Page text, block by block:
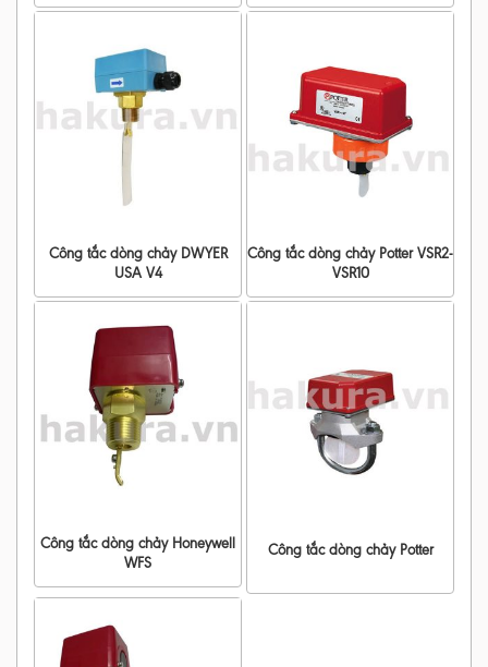
Công tắc dòng chảy DWYER
USA V4
Công tắc dòng chảy Potter VSR2-
VSR10
Công tắc dòng chảy Honeywell
WFS
Công tắc dòng chảy Potter